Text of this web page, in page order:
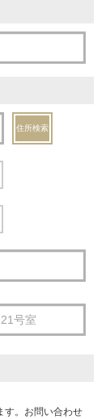
住所検索
す。お問い合わせ